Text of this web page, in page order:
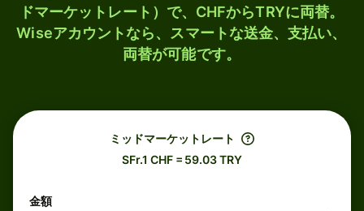
ドマーケットレート）で、CHFからTRYに両替。
Wiseアカウントなら、スマートな送金、支払い、
両替が可能です。
ミッドマーケットレート
SFr.1 CHF = 59.03 TRY
金額